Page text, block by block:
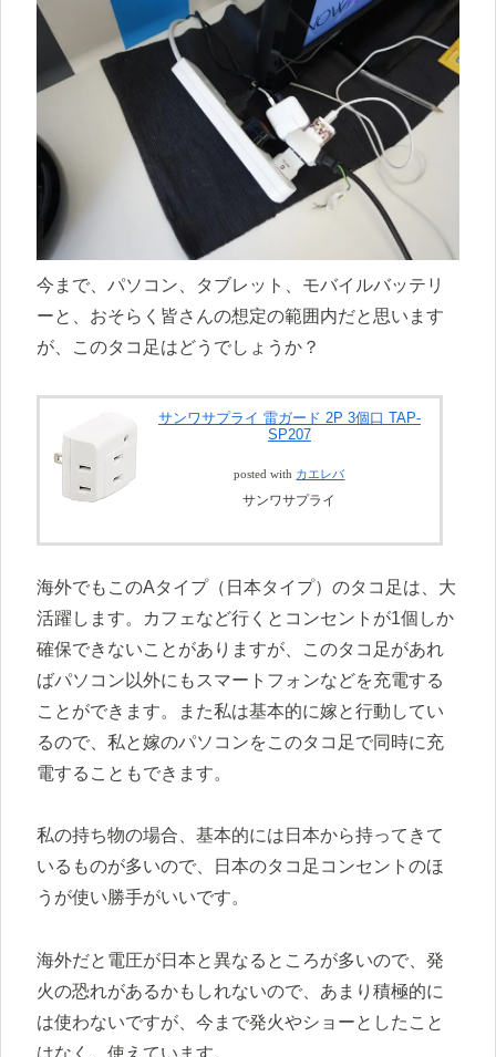
今まで、パソコン、タブレット、モバイルバッテリ
ーと、おそらく皆さんの想定の範囲内だと思います
が、このタコ足はどうでしょうか？
サンワサプライ 雷ガード 2P 3個口 TAP-
SP207
posted with カエレバ
サンワサプライ
海外でもこのAタイプ（日本タイプ）のタコ足は、大
活躍します。カフェなど行くとコンセントが1個しか
確保できないことがありますが、このタコ足があれ
ばパソコン以外にもスマートフォンなどを充電する
ことができます。また私は基本的に嫁と行動してい
るので、私と嫁のパソコンをこのタコ足で同時に充
電することもできます。
私の持ち物の場合、基本的には日本から持ってきて
いるものが多いので、日本のタコ足コンセントのほ
うが使い勝手がいいです。
海外だと電圧が日本と異なるところが多いので、発
火の恐れがあるかもしれないので、あまり積極的に
は使わないですが、今まで発火やショーとしたこと
はなく、使えています。